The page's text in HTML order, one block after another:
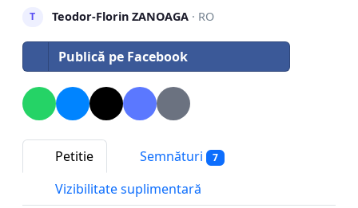
T Teodor-Florin ZANOAGA· RO
Publică pe Facebook
Petitie Semnături 7
Vizibilitate suplimentară